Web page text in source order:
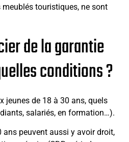
touristiques, ne sont
de la garantie
conditions ?
jeunes de 18 à 30 ans, quels
salariés, en formation…).
ans peuvent aussi y avoir droit,